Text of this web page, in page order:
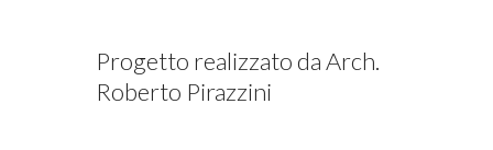
Progetto realizzato da Arch.
Roberto Pirazzini